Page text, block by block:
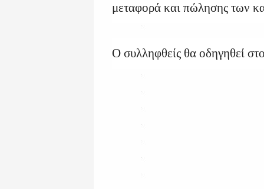
μεταφορά και πώλησης των
Ο συλληφθείς θα οδηγηθεί